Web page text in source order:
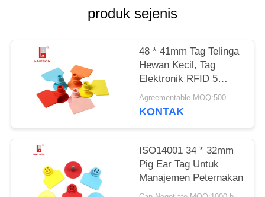
POLICY
produk sejenis
48 * 41mm Tag Telinga
Hewan Kecil, Tag
Elektronik RFID 5
Warna Tersedia
Agreementable MOQ:500
KONTAK
ISO14001 34 * 32mm
Pig Ear Tag Untuk
Manajemen Peternakan